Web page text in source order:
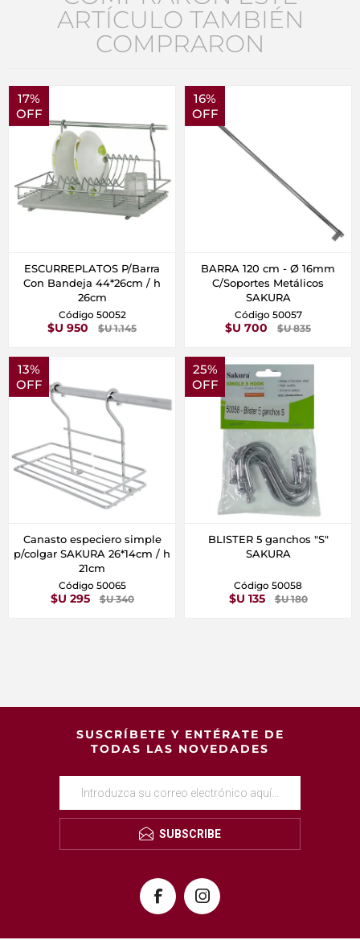
ARTÍCULO TAMBIÉN
COMPRARON
17%
OFF
ESCURREPLATOS P/Barra
Con Bandeja 44*26cm / h
26cm
Código 50052
$U 950 $U 1.145
16%
OFF
BARRA 120 cm - Ø 16mm
C/Soportes Metálicos
SAKURA
Código 50057
$U 700 $U 835
13%
OFF
Canasto especiero simple
p/colgar SAKURA 26*14cm / h
21cm
Código 50065
$U 295 $U 340
25%
OFF
BLISTER 5 ganchos "S"
SAKURA
Código 50058
$U 135 $U 180
SUSCRÍBETE Y ENTÉRATE DE
TODAS LAS NOVEDADES
SUBSCRIBE